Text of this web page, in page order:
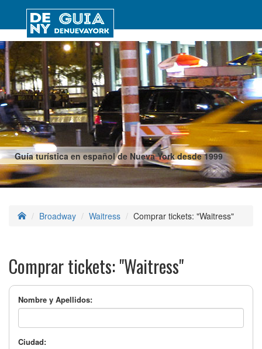
Guía turística en español de Nueva York desde 1999
Broadway Waitress Comprar tickets: "Waitress"
Comprar tickets: "Waitress"
Nombre y Apellidos:
Ciudad: